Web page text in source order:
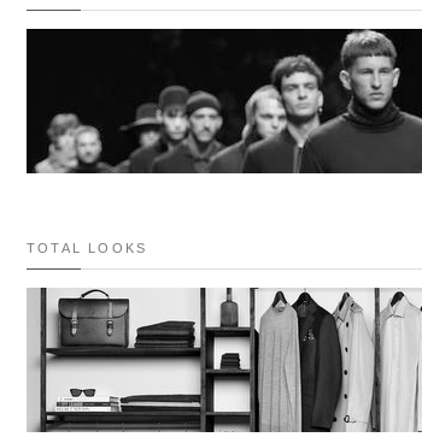
TOTAL LOOKS